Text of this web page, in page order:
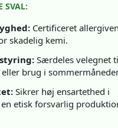
SVAL:
Certificeret
skadelig kemi.
Særdeles velegnet
eller brug i
Sikrer høj ensartethed i
etisk forsvarlig